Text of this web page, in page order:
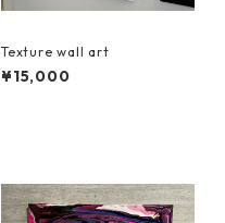
Texture wall art
¥15,000